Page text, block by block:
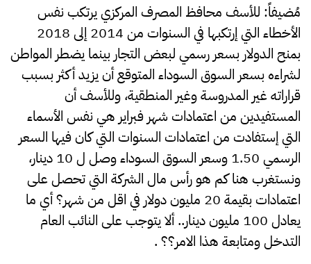
مُضيفاً: للأسف محافظ المصرف المركزي يرتكب نفس
الأخطاء التي إرتكبها في السنوات من 2014 إلى 2018
بمنح الدولار بسعر رسمي لبعض التجار بينما يضطر المواطن
لشراءه بسعر السوق السوداء المتوقع أن يزيد أكثر بسبب
قراراته غير المدروسة وغير المنطقية، وللأسف أن
المستفيدين من اعتمادات شهر فبراير هي نفس الأسماء
التي إستفادت من اعتمادات السنوات التي كان فيها السعر
الرسمي 1.50 وسعر السوق السوداء وصل ل 10 دينار،
ونستغرب هنا كم هو رأس مال الشركة التي تحصل على
اعتمادات بقيمة 20 مليون دولار في اقل من شهر؟ أي ما
يعادل 100 مليون دينار.. ألا يتوجب على النائب العام
التدخل ومتابعة هذا الامر؟؟ .